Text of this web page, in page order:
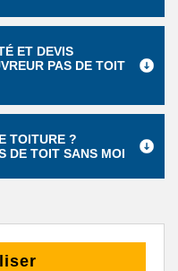
ET DEVIS
PAS DE TOIT
TOITURE ?
DE TOIT SANS MOI